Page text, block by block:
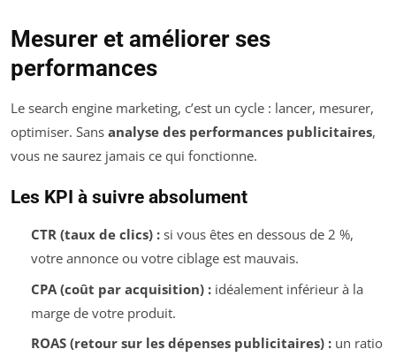
Mesurer et améliorer ses
performances
Le search engine marketing, c’est un cycle : lancer, mesurer,
optimiser. Sans analyse des performances publicitaires,
vous ne saurez jamais ce qui fonctionne.
Les KPI à suivre absolument
CTR (taux de clics) :si vous êtes en dessous de 2 %,
votre annonce ou votre ciblage est mauvais.
CPA (coût par acquisition) :idéalement inférieur à la
marge de votre produit.
ROAS (retour sur les dépenses publicitaires) :un ratio